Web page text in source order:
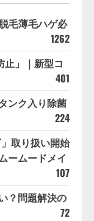
毛薄毛ハゲ必
1262
止」｜新型コ
401
ンク入り除菌
224
」取り扱い開始
ームードメイ
107
？問題解決の
72